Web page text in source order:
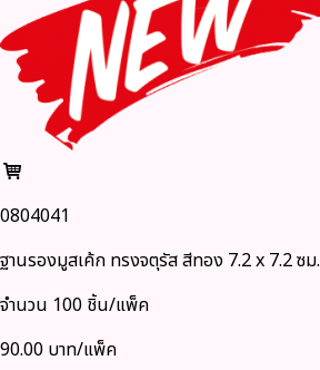
0804041
ฐานรองมูสเค้ก ทรงจตุรัส สีทอง 7.2 x 7.2 ซม.
จำนวน 100 ชิ้น/แพ็ค
90.00 บาท/แพ็ค